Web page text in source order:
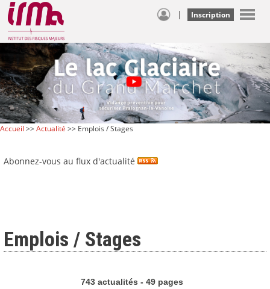
| Inscription
Accueil >>Actualité >> Emplois / Stages
Abonnez-vous au flux d'actualité
Emplois / Stages
743 actualités - 49 pages